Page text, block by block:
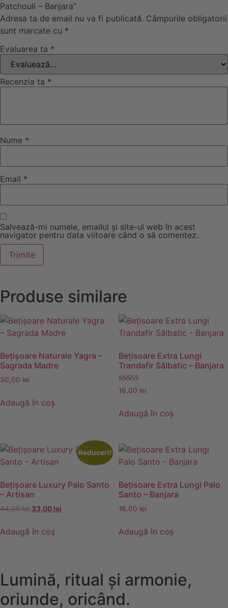
Patchouli – Banjara”
Adresa ta de email nu va fi publicată. Câmpurile obligatorii
sunt marcate cu *
Evaluarea ta *
Recenzia ta *
Nume *
Email *
Salvează-mi numele, emailul și site-ul web în acest
navigator pentru data viitoare când o să comentez.
Produse similare
Bețișoare Naturale Yagra –
Sagrada Madre
30,00 lei
Adaugă în coș
Bețisoare Extra Lungi
Trandafir Sălbatic – Banjara
Evaluat la
5.00
16,00 lei
Adaugă în coș
Reduceri!
Bețișoare Luxury Palo Santo
– Artisan
44,00lei Prețul
a
33,00 lei
Adaugă în coș
Bețisoare Extra Lungi Palo
Santo – Banjara
16,00 lei
Adaugă în coș
Lumină, ritual și armonie,
oriunde, oricând.